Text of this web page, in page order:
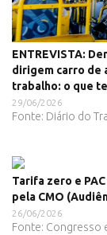
ENTREVISTA:
dirigem carro de
trabalho: o que
29/06/2026
Fonte: Diário do
Tarifa zero e
pela CMO
26/06/2026
Fonte: Congresso